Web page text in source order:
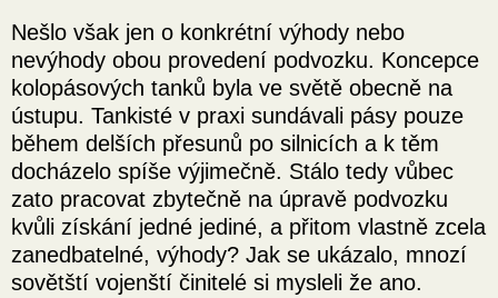
Nešlo však jen o konkrétní výhody nebo
nevýhody obou provedení podvozku. Koncepce
kolopásových tanků byla ve světě obecně na
ústupu. Tankisté v praxi sundávali pásy pouze
během delších přesunů po silnicích a k těm
docházelo spíše výjimečně. Stálo tedy vůbec
zato pracovat zbytečně na úpravě podvozku
kvůli získání jedné jediné, a přitom vlastně zcela
zanedbatelné, výhody? Jak se ukázalo, mnozí
sovětští vojenští činitelé si mysleli že ano.